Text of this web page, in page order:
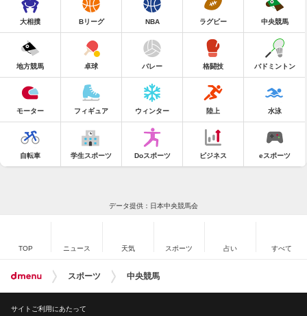
大相撲 Bリーグ NBA ラグビー 中央競馬
地方競馬 卓球 バレー 格闘技 バドミントン
モーター フィギュア ウィンター 陸上 水泳
自転車 学生スポーツ Doスポーツ ビジネス eスポーツ
データ提供：日本中央競馬会
TOP ニュース 天気 スポーツ 占い すべて
スポーツ 中央競馬
サイトご利用にあたって